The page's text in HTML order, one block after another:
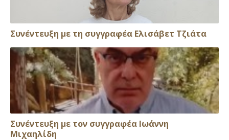
Συνέντευξη με τη συγγραφέα Ελισάβετ Τζιάτα
Συνέντευξη με τον συγγραφέα Ιωάννη
Μιχαηλίδη